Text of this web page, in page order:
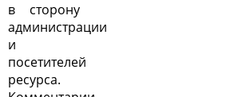
в сторону
администрации
и
посетителей
ресурса.